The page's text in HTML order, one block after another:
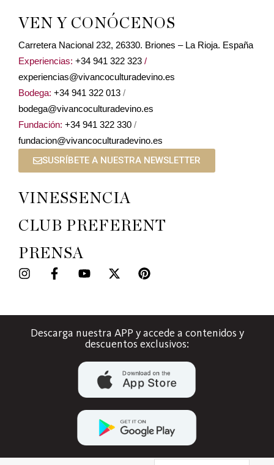
VEN Y CONÓCENOS
Carretera Nacional 232, 26330. Briones – La Rioja. España
Experiencias: +34 941 322 323 /
experiencias@vivancoculturadevino.es
Bodega: +34 941 322 013 /
bodega@vivancoculturadevino.es
Fundación: +34 941 322 330 /
fundacion@vivancoculturadevino.es
SUSRÍBETE A NUESTRA NEWSLETTER
VINESSENCIA
CLUB PREFERENT
PRENSA
Descarga nuestra APP y accede a contenidos y
descuentos exclusivos: